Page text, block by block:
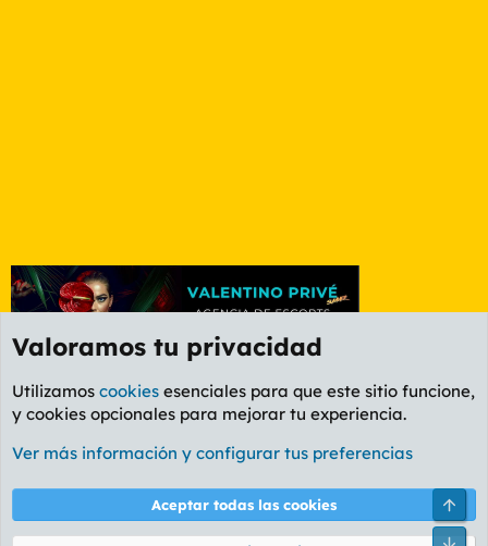
Foro General
Cookies
PL OLDSTYLE AMARILLO
Términos y reglas Política de privacidad Ayuda
Valoramos tu privacidad
Utilizamos cookies esenciales para que este sitio funcione,
y cookies opcionales para mejorar tu experiencia.
Ver más información y configurar tus preferencias
Aceptar todas las cookies
Pie